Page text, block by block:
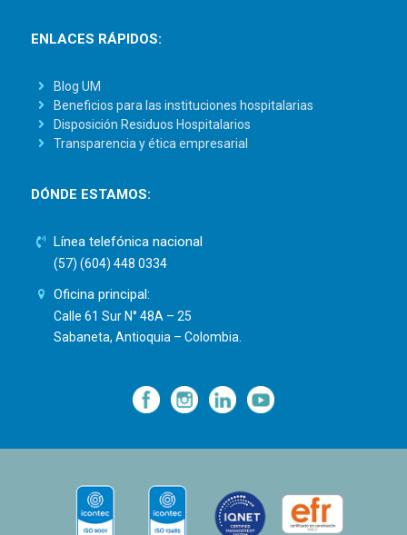
ENLACES RÁPIDOS:
Blog UM
Beneficios para las instituciones hospitalarias
Disposición Residuos Hospitalarios
Transparencia y ética empresarial
DÓNDE ESTAMOS:
Línea telefónica nacional
(57) (604) 448 0334
Oficina principal:
Calle 61 Sur N° 48A – 25
Sabaneta, Antioquia – Colombia.
— — —